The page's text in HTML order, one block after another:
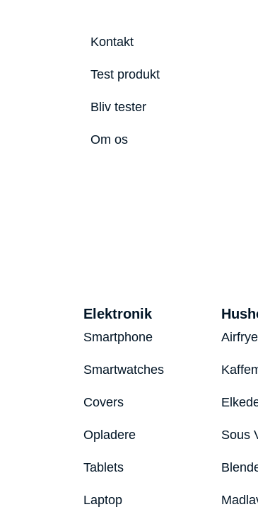
Kontakt
Test produkt
Bliv tester
Om os
Elektronik
Smartphone
Smartwatches
Covers
Opladere
Tablets
Laptop
Sous